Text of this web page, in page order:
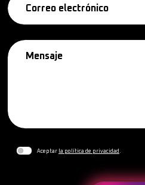
Aceptar la política de privacidad .